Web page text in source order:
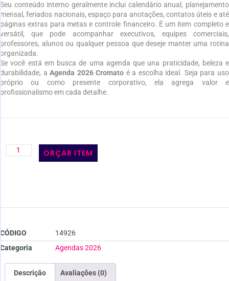
Seu conteúdo interno geralmente inclui calendário anual, planejamento
mensal, feriados nacionais, espaço para anotações, contatos úteis e até
páginas extras para metas e controle financeiro. É um item completo e
versátil, que pode acompanhar executivos, equipes comerciais,
professores, alunos ou qualquer pessoa que deseje manter uma rotina
organizada.
Se você está em busca de uma agenda que una praticidade, beleza e
durabilidade, aAgenda 2026 Cromato é a escolha ideal. Seja para uso
próprio ou como presente corporativo, ela agrega valor e
profissionalismo em cada detalhe.
ORÇAR ITEM
CÓDIGO
14926
Categoria
Agendas 2026
Descrição Avaliações (0)